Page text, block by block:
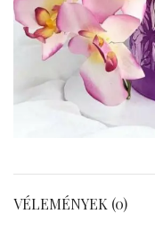
VÉLEMÉNYEK (0)